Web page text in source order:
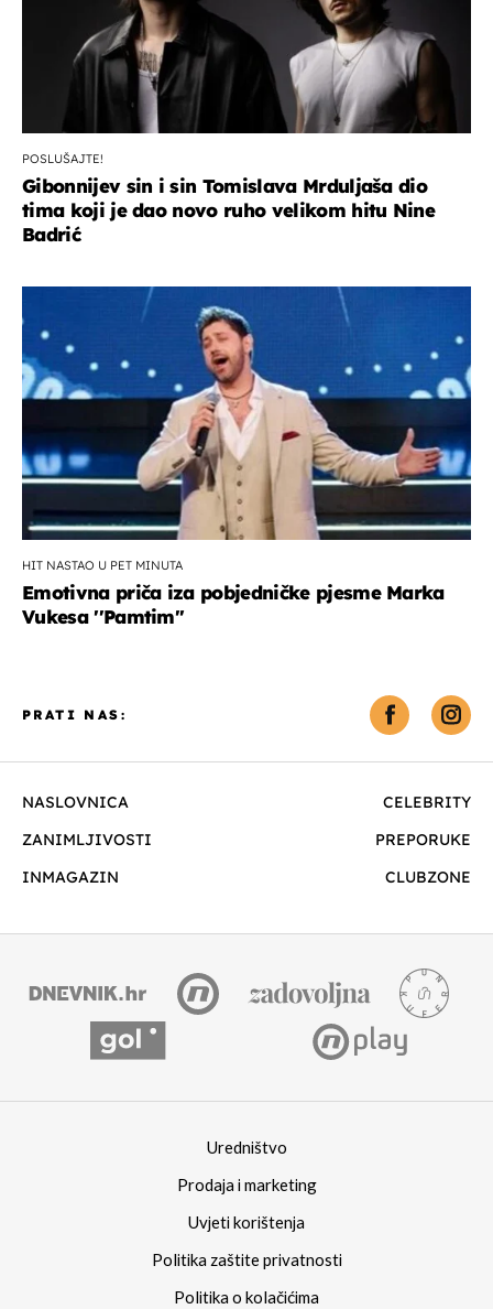
POSLUŠAJTE!
Gibonnijev sin i sin Tomislava Mrduljaša dio
tima koji je dao novo ruho velikom hitu Nine
Badrić
HIT NASTAO U PET MINUTA
Emotivna priča iza pobjedničke pjesme Marka
Vukesa ''Pamtim''
NASLOVNICA
CELEBRITY
ZANIMLJIVOSTI
PREPORUKE
INMAGAZIN
CLUBZONE
PRATI NAS:
Uredništvo
Prodaja i marketing
Uvjeti korištenja
Politika zaštite privatnosti
Politika o kolačićima